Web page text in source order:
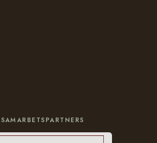
SAMARBETSPARTNERS